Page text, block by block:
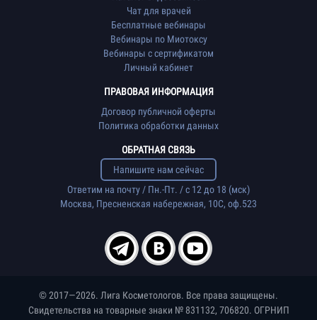
Чат для врачей
Бесплатные вебинары
Вебинары по Миотоксу
Вебинары с сертификатом
Личный кабинет
ПРАВОВАЯ ИНФОРМАЦИЯ
Договор публичной оферты
Политика обработки данных
ОБРАТНАЯ СВЯЗЬ
Напишите нам сейчас
Ответим на почту / Пн.-Пт. / с 12 до 18 (мск)
Москва, Пресненская набережная, 10С, оф.523
© 2017—2026. Лига Косметологов. Все права защищены.
Свидетельства на товарные знаки № 831132, 706820. ОГРНИП